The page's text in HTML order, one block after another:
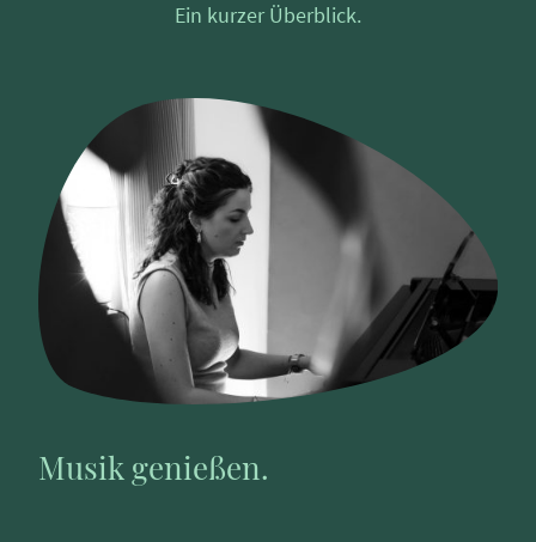
Ein kurzer Überblick.
Musik genießen.